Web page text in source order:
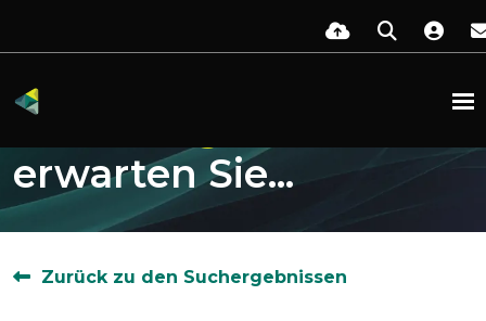
Diese
erwarten Sie...
Zurück zu den Suchergebnissen